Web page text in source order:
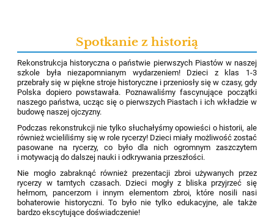
Spotkanie z historią
Rekonstrukcja historyczna o państwie pierwszych Piastów w naszej
szkole była niezapomnianym wydarzeniem! Dzieci z klas 1-3
przebrały się w piękne stroje historyczne i przeniosły się w czasy, gdy
Polska dopiero powstawała. Poznawaliśmy fascynujące początki
naszego państwa, ucząc się o pierwszych Piastach i ich wkładzie w
budowę naszej ojczyzny.
Podczas rekonstrukcji nie tylko słuchałyśmy opowieści o historii, ale
również wcieliliśmy się w role rycerzy! Dzieci miały możliwość zostać
pasowane na rycerzy, co było dla nich ogromnym zaszczytem
i motywacją do dalszej nauki i odkrywania przeszłości.
Nie mogło zabraknąć również prezentacji zbroi używanych przez
rycerzy w tamtych czasach. Dzieci mogły z bliska przyjrzeć się
hełmom, pancerzom i innym elementom zbroi, które nosili nasi
bohaterowie historyczni. To było nie tylko edukacyjne, ale także
bardzo ekscytujące doświadczenie!